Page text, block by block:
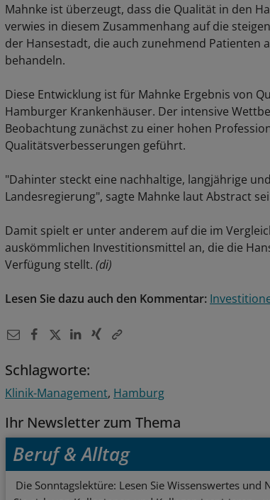
Mahnke ist überzeugt, dass die Qualität in den
verwies in diesem Zusammenhang auf die
der Hansestadt, die auch zunehmend Patienten
behandeln.
Diese Entwicklung ist für Mahnke Ergebnis von
Hamburger Krankenhäuser. Der intensive
Beobachtung zunächst zu einer hohen
Qualitätsverbesserungen geführt.
"Dahinter steckt eine nachhaltige, langjährige
Landesregierung", sagte Mahnke laut Abstract
Damit spielt er unter anderem auf die im
auskömmlichen Investitionsmittel an, die die
Verfügung stellt. (di)
Lesen Sie dazu auch den Kommentar:
Schlagworte:
Klinik-Management Hamburg
Ihr Newsletter zum Thema
Beruf & Alltag
Die Sonntagslektüre: Lesen Sie Wissenswertes